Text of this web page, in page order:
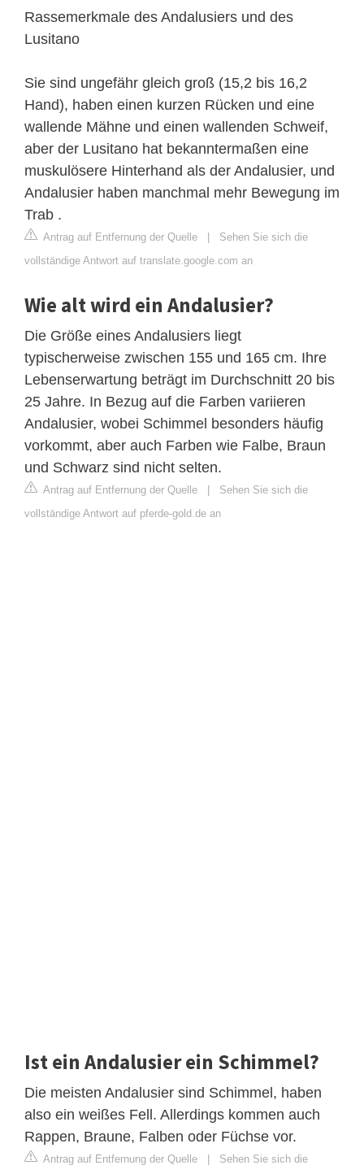
Rassemerkmale des Andalusiers und des
Lusitano
Sie sind ungefähr gleich groß (15,2 bis 16,2
Hand), haben einen kurzen Rücken und eine
wallende Mähne und einen wallenden Schweif,
aber der Lusitano hat bekanntermaßen eine
muskulösere Hinterhand als der Andalusier, und
Andalusier haben manchmal mehr Bewegung im
Trab .
Antrag auf Entfernung der Quelle | Sehen Sie sich die
vollständige Antwort auf translate.google.com an
Wie alt wird ein Andalusier?
Die Größe eines Andalusiers liegt
typischerweise zwischen 155 und 165 cm. Ihre
Lebenserwartung beträgt im Durchschnitt 20 bis
25 Jahre. In Bezug auf die Farben variieren
Andalusier, wobei Schimmel besonders häufig
vorkommt, aber auch Farben wie Falbe, Braun
und Schwarz sind nicht selten.
Antrag auf Entfernung der Quelle | Sehen Sie sich die
vollständige Antwort auf pferde-gold.de an
Ist ein Andalusier ein Schimmel?
Die meisten Andalusier sind Schimmel, haben
also ein weißes Fell. Allerdings kommen auch
Rappen, Braune, Falben oder Füchse vor.
Antrag auf Entfernung der Quelle | Sehen Sie sich die